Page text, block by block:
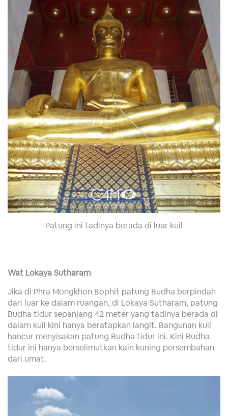
Patung ini tadinya berada di luar kuil
Wat Lokaya Sutharam
Jika di Phra Mongkhon Bophit patung Budha berpindah
dari luar ke dalam ruangan, di Lokaya Sutharam, patung
Budha tidur sepanjang 42 meter yang tadinya berada di
dalam kuil kini hanya beratapkan langit. Bangunan kuil
hancur menyisakan patung Budha tidur ini. Kini Budha
tidur ini hanya berselimutkan kain kuning persembahan
dari umat.